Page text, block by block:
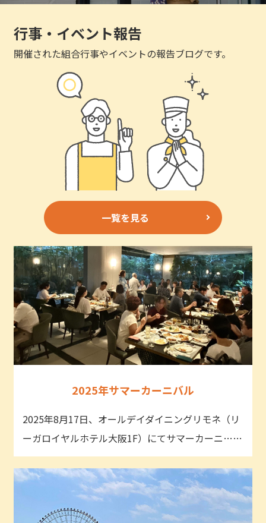
行事・イベント報告
開催された組合行事やイベントの報告ブログです。
一覧を見る
2025年サマーカーニバル
2025年8月17日、オールデイダイニングリモネ（リ
ーガロイヤルホテル大阪1F）にてサマーカーニ……